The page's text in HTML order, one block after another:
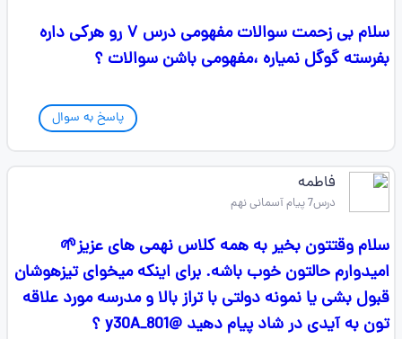
سلام بی زحمت سوالات مفهومی درس ۷ رو هرکی داره
بفرسته گوگل نمیاره ،مفهومی باشن سوالات ؟
پاسخ به سوال
فاطمه
درس7 پیام آسمانی نهم
سلام وقتتون بخیر به همه کلاس نهمی های عزیز🌱
امیدوارم حالتون خوب باشه. برای اینکه میخوای تیزهوشان
قبول بشی یا نمونه دولتی با تراز بالا و مدرسه مورد علاقه
تون به آیدی در شاد پیام دهید @y30A_801 ؟